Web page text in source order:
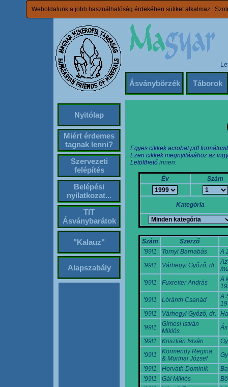
Weboldalunk a jobb használhatóság érdekében sütiket alkalmaz.
Ásványbörzék Táborok
Nyitólap
Miért érdemes
tagnak lenni?
Szervezeti
felépítés
Belépési
nyilatkozat...
TIT
Ásványbarátok
"Kalauz"
Alapszabály
Egyes cikkek acrobat pdf
Ezen cikkek megnyitásához az
Letölthető innen.
Év Szám
Kategória
Szám
Szerző
'99\1
Tornyi Barnabás
A
'99\1
Várhegyi Győző, dr.
'99\1
Fuxreiter András
A
'99\1
Lóránth Csanád
A
'99\1
Várhegyi Győző, dr.
'99\1
Gimesi István
Miklós
'99\1
Krisztián István
'99\1
Körmendy Regina
& Murinai József
'99\1
Horváth Dominik
'99\1
Gál Miklós